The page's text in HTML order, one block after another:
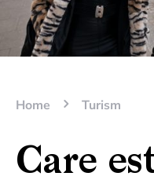
Home Turism
Care